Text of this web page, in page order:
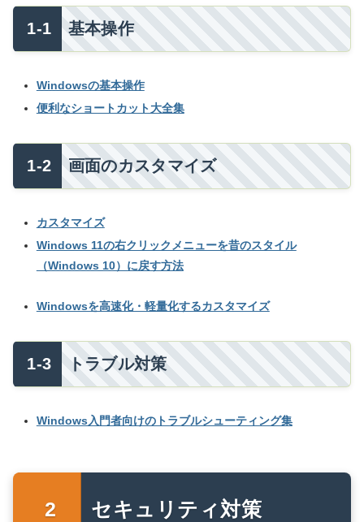
基本操作
Windowsの基本操作
便利なショートカット大全集
画面のカスタマイズ
カスタマイズ
Windows 11の右クリックメニューを昔のスタイル
（Windows 10）に戻す方法
Windowsを高速化・軽量化するカスタマイズ
トラブル対策
Windows入門者向けのトラブルシューティング集
セキュリティ対策